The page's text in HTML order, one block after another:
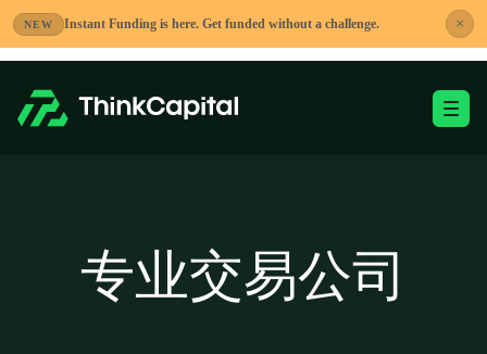
NEW Instant Funding is here. Get funded without a challenge. ×
到
内
切换移动端菜单
专业交易公司